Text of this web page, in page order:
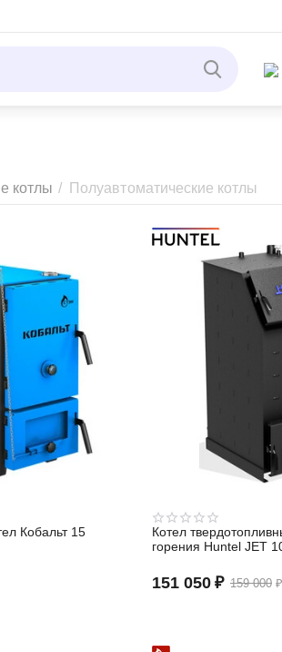
котлы / Полуавтоматические котлы
Кобальт 15
Котел
горения Huntel JET
159 000 ₽
151 050 ₽